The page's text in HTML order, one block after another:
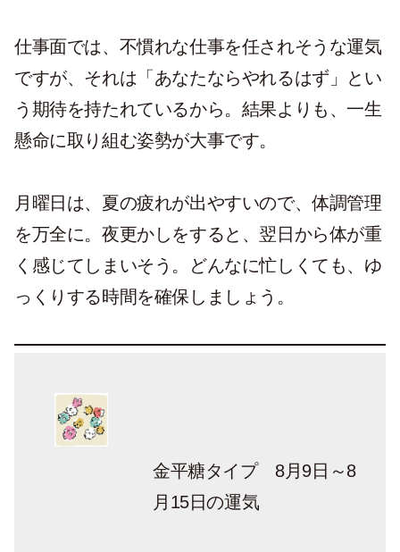
仕事面では、不慣れな仕事を任されそうな運気
ですが、それは「あなたならやれるはず」とい
う期待を持たれているから。結果よりも、一生
懸命に取り組む姿勢が大事です。
月曜日は、夏の疲れが出やすいので、体調管理
を万全に。夜更かしをすると、翌日から体が重
く感じてしまいそう。どんなに忙しくても、ゆ
っくりする時間を確保しましょう。
金平糖タイプ 8月9日～8
月15日の運気